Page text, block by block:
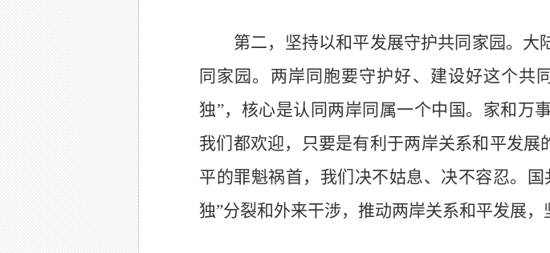
第二，坚持以和平发展守护共同家园。
同家园。两岸同胞要守护好、建设好这个共
独”，核心是认同两岸同属一个中国。家和万
我们都欢迎，只要是有利于两岸关系和平发展
平的罪魁祸首，我们决不姑息、决不容忍。
独”分裂和外来干涉，推动两岸关系和平发展，